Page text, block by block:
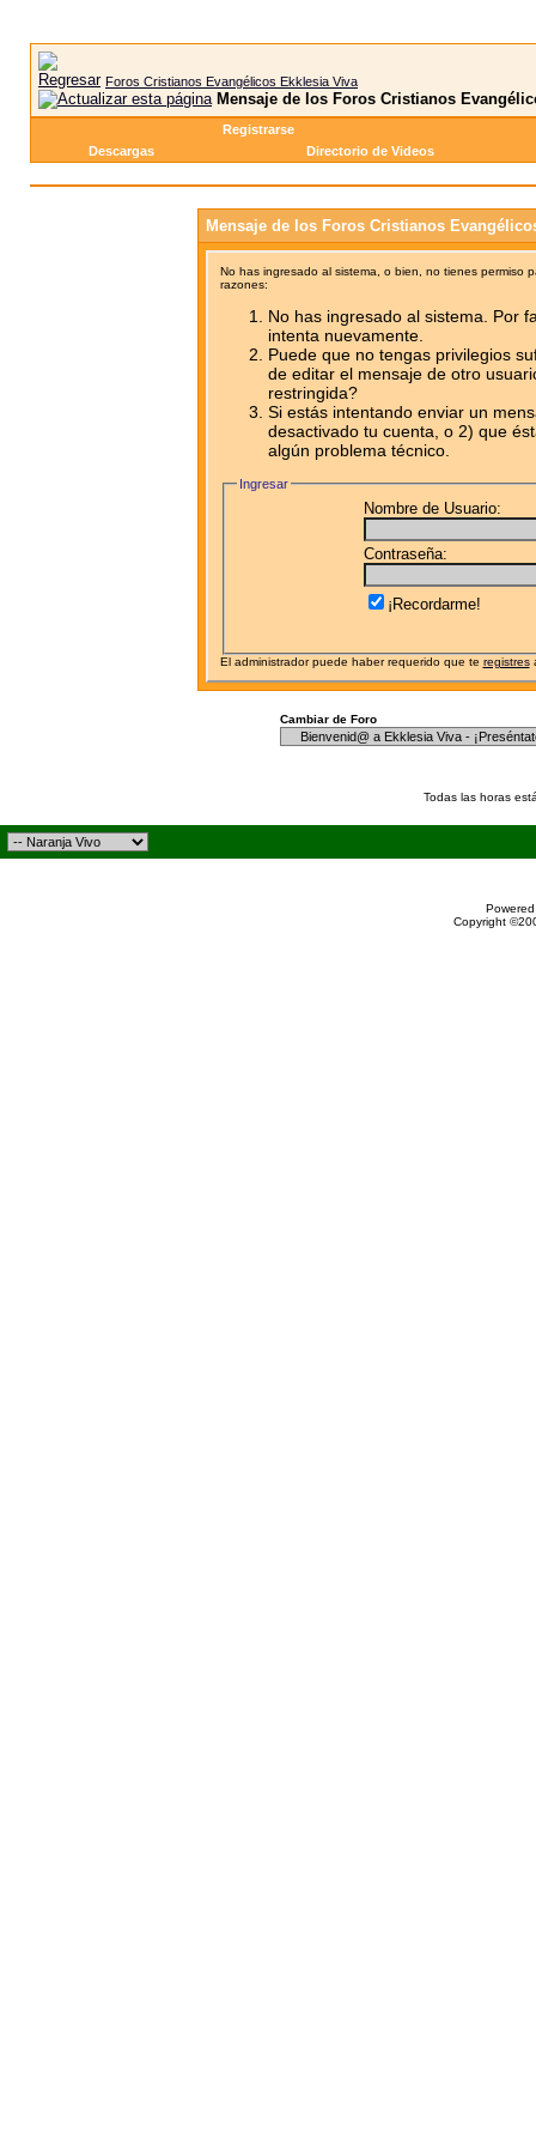
Foros Cristianos Evangélicos Ekklesia Viva
Mensaje de los Foros Cristianos
Registrarse
Descargas
Directorio de Videos
Mensaje de los Foros Cristianos
No has ingresado al sistema, o bien, no tienes permiso
razones:
No has ingresado al sistema. Por
intenta nuevamente.
Puede que no tengas privilegios
de editar el mensaje de otro
restringida?
Si estás intentando enviar un
desactivado tu cuenta, o 2) que
algún problema técnico.
Ingresar
Nombre de Usuario:
Contraseña:
¡Recordarme!
El administrador puede haber requerido que te registres
Cambiar de Foro
Todas las horas
Copyright